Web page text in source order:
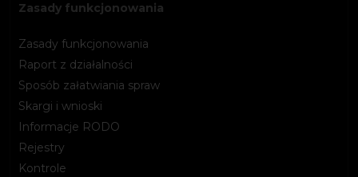
Zasady funkcjonowania
Zasady funkcjonowania
Raport z działalności
Sposób załatwiania spraw
Skargi i wnioski
Informacje RODO
Rejestry
Kontrole